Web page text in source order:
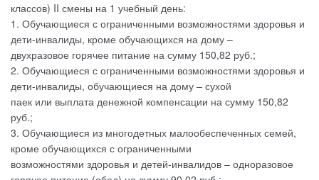
классов) II смены на 1 учебный день:
1. Обучающиеся с ограниченными возможностями здоровья и
дети-инвалиды, кроме обучающихся на дому –
двухразовое горячее питание на сумму 150,82 руб.;
2. Обучающиеся с ограниченными возможностями здоровья и
дети-инвалиды, обучающиеся на дому – сухой
паек или выплата денежной компенсации на сумму 150,82
руб.;
3. Обучающиеся из многодетных малообеспеченных семей,
кроме обучающихся с ограниченными
возможностями здоровья и детей-инвалидов – одноразовое